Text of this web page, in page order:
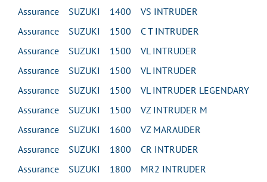
Assurance SUZUKI 1400 VS INTRUDER
Assurance SUZUKI 1500 C T INTRUDER
Assurance SUZUKI 1500 VL INTRUDER
Assurance SUZUKI 1500 VL INTRUDER
Assurance SUZUKI 1500 VL INTRUDER LEGENDARY
Assurance SUZUKI 1500 VZ INTRUDER M
Assurance SUZUKI 1600 VZ MARAUDER
Assurance SUZUKI 1800 CR INTRUDER
Assurance SUZUKI 1800 MR2 INTRUDER